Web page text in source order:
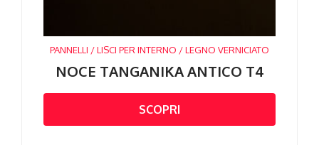
PANNELLI / LISCI PER INTERNO / LEGNO VERNICIATO
NOCE TANGANIKA ANTICO T4
SCOPRI